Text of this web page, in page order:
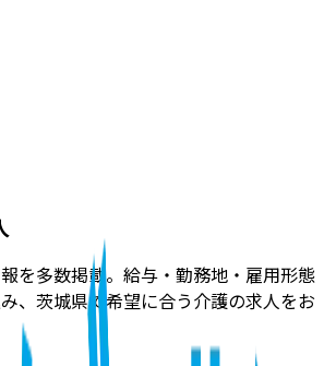
を多数掲載。給与・勤務地・雇用形態
、茨城県で希望に合う介護の求人をお